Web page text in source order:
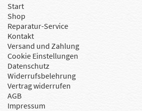
Start
Shop
Reparatur-Service
Kontakt
Versand und Zahlung
Cookie Einstellungen
Datenschutz
Widerrufsbelehrung
Vertrag widerrufen
AGB
Impressum